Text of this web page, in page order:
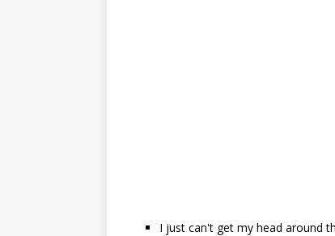
I just can't get my head around